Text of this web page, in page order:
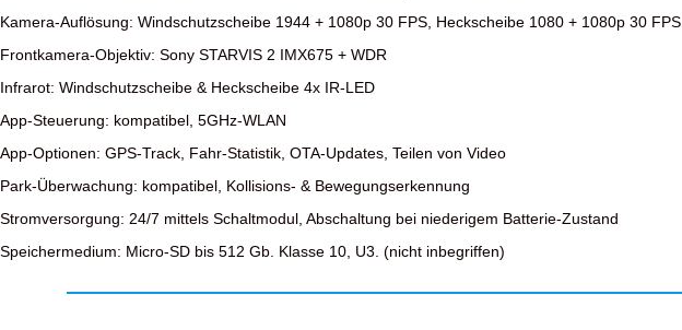
Kamera-Auflösung: Windschutzscheibe 1944 + 1080p 30 FPS, Heckscheibe 1080 + 1080p 30 FPS
Frontkamera-Objektiv: Sony STARVIS 2 IMX675 + WDR
Infrarot: Windschutzscheibe & Heckscheibe 4x IR-LED
App-Steuerung: kompatibel, 5GHz-WLAN
App-Optionen: GPS-Track, Fahr-Statistik, OTA-Updates, Teilen von Video
Park-Überwachung: kompatibel, Kollisions- & Bewegungserkennung
Stromversorgung: 24/7 mittels Schaltmodul, Abschaltung bei niederigem Batterie-Zustand
Speichermedium: Micro-SD bis 512 Gb. Klasse 10, U3. (nicht inbegriffen)